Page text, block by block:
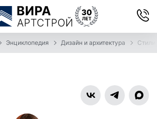
Энциклопедия Дизайн и архитектура Стили